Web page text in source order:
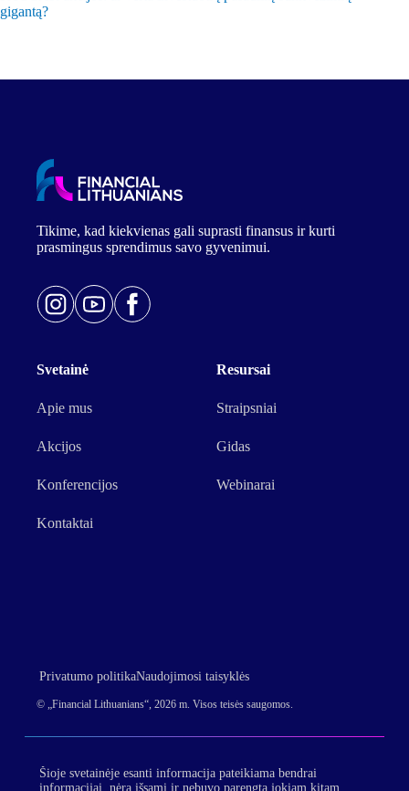
gigantą?
Tikime, kad kiekvienas gali suprasti finansus ir kurti
prasmingus sprendimus savo gyvenimui.
Svetainė
Apie mus
Akcijos
Konferencijos
Kontaktai
Resursai
Straipsniai
Gidas
Webinarai
Privatumo politikaNaudojimosi taisyklės
© „Financial Lithuanians“, 2026 m. Visos teisės saugomos.
Šioje svetainėje esanti informacija pateikiama bendrai
informacijai, nėra išsami ir nebuvo parengta jokiam kitam